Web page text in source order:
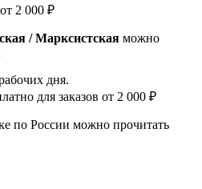
2 000 ₽
/ Марксистская можно
дня.
для заказов от 2 000 ₽
по России можно прочитать